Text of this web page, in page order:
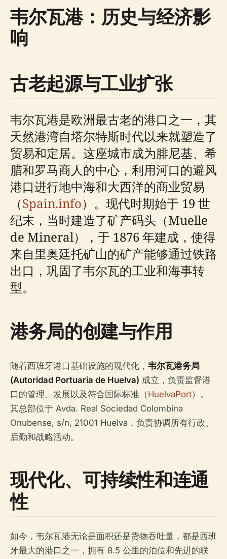
韦尔瓦港：历史与经济影
响
古老起源与工业扩张
韦尔瓦港是欧洲最古老的港口之一，其
天然港湾自塔尔特斯时代以来就塑造了
贸易和定居。这座城市成为腓尼基、希
腊和罗马商人的中心，利用河口的避风
港口进行地中海和大西洋的商业贸易
（Spain.info）。现代时期始于 19 世
纪末，当时建造了矿产码头（Muelle
de Mineral），于 1876 年建成，使得
来自里奥廷托矿山的矿产能够通过铁路
出口，巩固了韦尔瓦的工业和海事转
型。
港务局的创建与作用
随着西班牙港口基础设施的现代化， 韦尔瓦港务局
(Autoridad Portuaria de Huelva) 成立，负责监督港
口的管理、发展以及符合国际标准（HuelvaPort）。
其总部位于 Avda. Real Sociedad Colombina
Onubense, s/n, 21001 Huelva，负责协调所有行政、
后勤和战略活动。
现代化、可持续性和连通
性
如今，韦尔瓦港无论是面积还是货物吞吐量，都是西班
牙最大的港口之一，拥有 8.5 公里的泊位和先进的联